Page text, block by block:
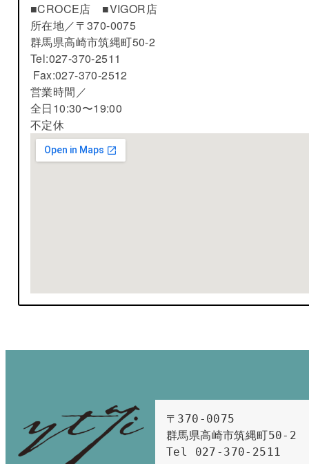
■CROCE店 ■VIGOR店
所在地／〒370-0075
群馬県高崎市筑縄町50-2
Tel:027-370-2511
Fax:027-370-2512
営業時間／
全日10:30〜19:00
不定休
〒370-0075
群馬県高崎市筑縄町50-2
Tel 027-370-2511